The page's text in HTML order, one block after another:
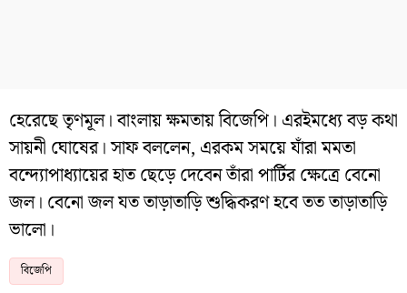
হেরেছে তৃণমূল। বাংলায় ক্ষমতায় বিজেপি। এরইমধ্যে বড় কথা
সায়নী ঘোষের। সাফ বললেন, এরকম সময়ে যাঁরা মমতা
বন্দ্যোপাধ্যায়ের হাত ছেড়ে দেবেন তাঁরা পার্টির ক্ষেত্রে বেনো
জল। বেনো জল যত তাড়াতাড়ি শুদ্ধিকরণ হবে তত তাড়াতাড়ি
ভালো।
বিজেপি